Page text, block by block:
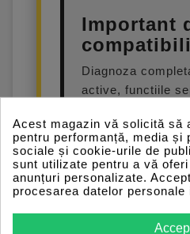
Important
Diagnoza
active, functiile
speciale nu sunt
masinile.
de marca, model,
calculator,
Acest magazin vă solicită să
pentru performanță, media și
sociale și cookie-urile de
sunt utilizate pentru a vă
anunțuri personalizate.
procesarea datelor personale